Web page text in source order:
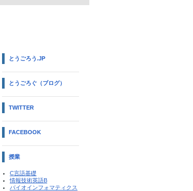
とうごろう.JP
とうごろぐ（ブログ）
TWITTER
FACEBOOK
授業
C言語基礎
情報技術英語B
バイオインフォマティクス